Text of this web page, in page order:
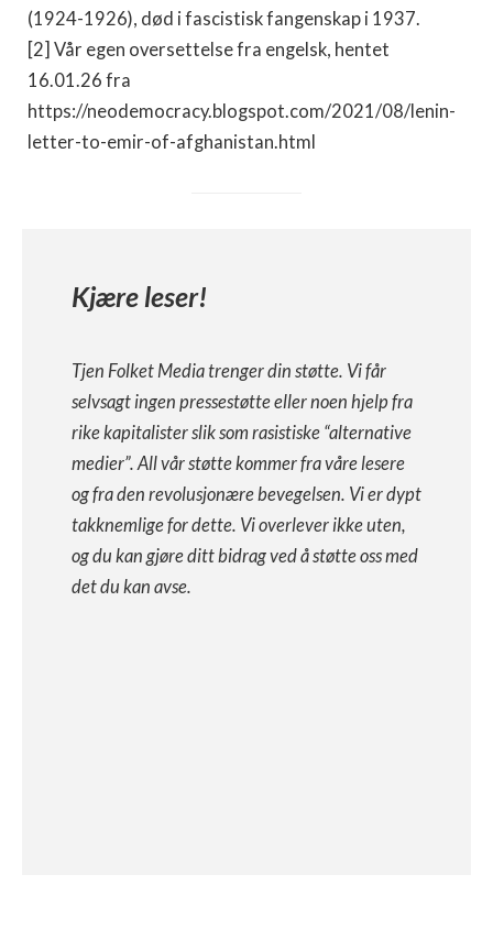
(1924-1926), død i fascistisk fangenskap i 1937.
[2] Vår egen oversettelse fra engelsk, hentet
16.01.26 fra
https://neodemocracy.blogspot.com/2021/08/lenin-
letter-to-emir-of-afghanistan.html
Kjære leser!
Tjen Folket Media trenger din støtte. Vi får
selvsagt ingen pressestøtte eller noen hjelp fra
rike kapitalister slik som rasistiske “alternative
medier”. All vår støtte kommer fra våre lesere
og fra den revolusjonære bevegelsen. Vi er dypt
takknemlige for dette. Vi overlever ikke uten,
og du kan gjøre ditt bidrag ved å støtte oss med
det du kan avse.